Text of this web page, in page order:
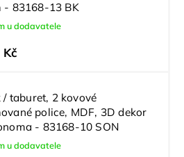
- 83168-13 BK
u dodavatele
Kč
/ taburet, 2 kovové
police, MDF, 3D dekor
- 83168-10 SON
u dodavatele